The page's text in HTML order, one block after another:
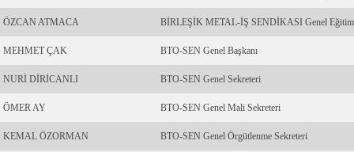
ÖZCAN ATMACA BİRLEŞİK METAL-İŞ SENDİKASI Genel Eğitim
MEHMET ÇAK BTO-SEN Genel Başkanı
NURİ DİRİCANLI BTO-SEN Genel Sekreteri
ÖMER AY BTO-SEN Genel Mali Sekreteri
KEMAL ÖZORMAN BTO-SEN Genel Örgütlenme Sekreteri